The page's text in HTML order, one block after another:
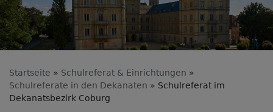
Startseite
Schulreferat & Einrichtungen
Schulreferate in den Dekanaten
Schulreferat im
Dekanatsbezirk Coburg